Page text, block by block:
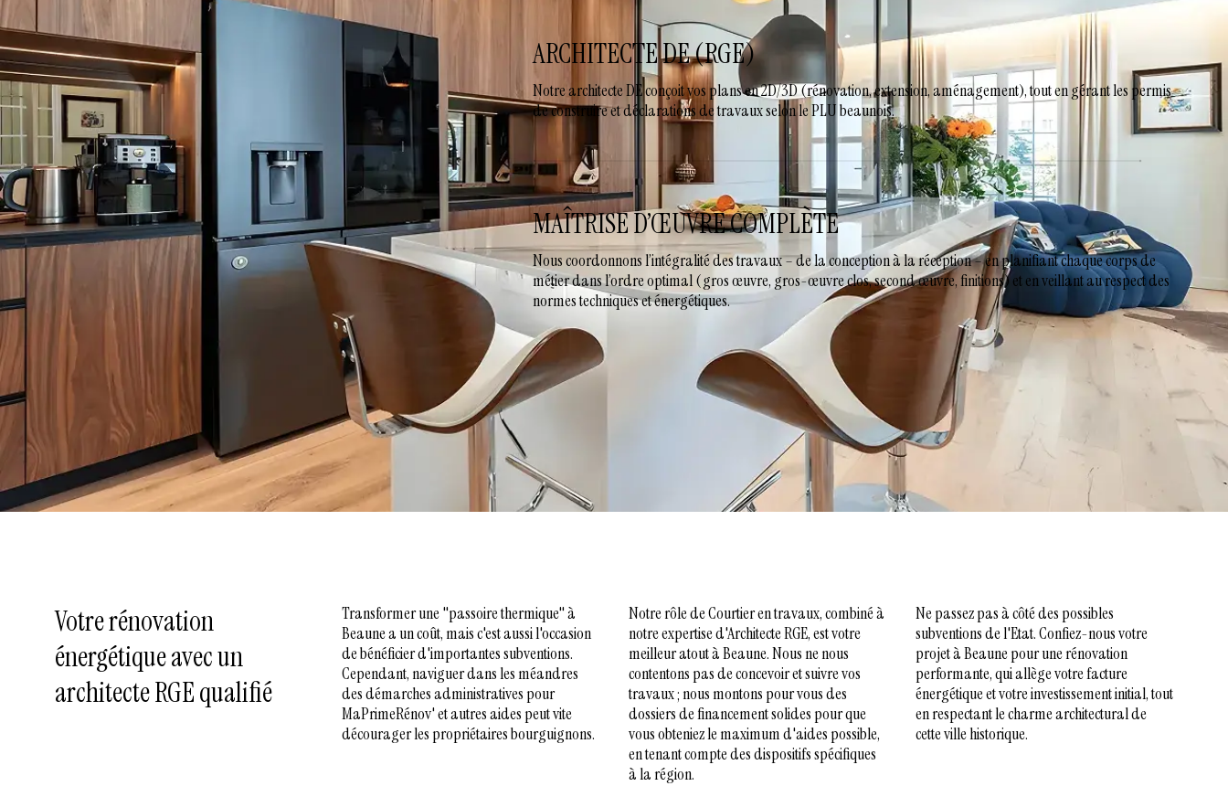
ARCHITECTE DE (RGE)
Notre architecte DE conçoit vos plans en 2D/3D (rénovation, extension, aménagement), tout en gérant les permis
de construire et déclarations de travaux selon le PLU beaunois.
MAÎTRISE D’ŒUVRE COMPLÈTE
Nous coordonnons l’intégralité des travaux – de la conception à la réception – en planifiant chaque corps de
métier dans l’ordre optimal (gros œuvre, gros-œuvre clos, second œuvre, finitions) et en veillant au respect des
normes techniques et énergétiques.
Votre rénovation
énergétique avec un
architecte RGE qualifié
Transformer une "passoire thermique" à
Beaune a un coût, mais c'est aussi l'occasion
de bénéficier d'importantes subventions.
Cependant, naviguer dans les méandres
des démarches administratives pour
MaPrimeRénov' et autres aides peut vite
décourager les propriétaires bourguignons.
Notre rôle de Courtier en travaux, combiné à
notre expertise d'Architecte RGE, est votre
meilleur atout à Beaune. Nous ne nous
contentons pas de concevoir et suivre vos
travaux ; nous montons pour vous des
dossiers de financement solides pour que
vous obteniez le maximum d'aides possible,
en tenant compte des dispositifs spécifiques
à la région.
Ne passez pas à côté des possibles
subventions de l'Etat. Confiez-nous votre
projet à Beaune pour une rénovation
performante, qui allège votre facture
énergétique et votre investissement initial, tout
en respectant le charme architectural de
cette ville historique.